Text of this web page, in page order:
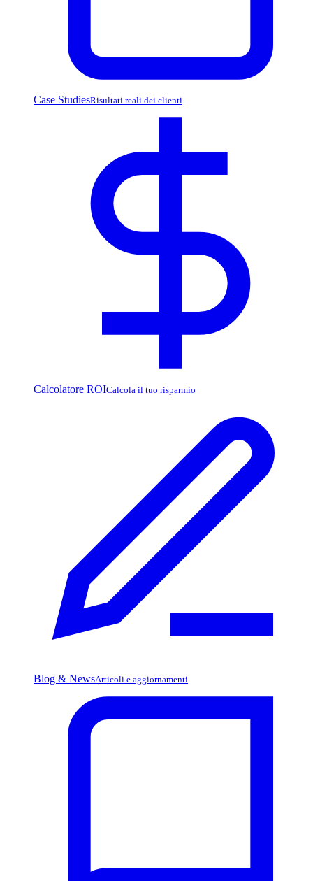
Case StudiesRisultati reali dei clienti
Calcolatore ROICalcola il tuo risparmio
Blog & NewsArticoli e aggiornamenti